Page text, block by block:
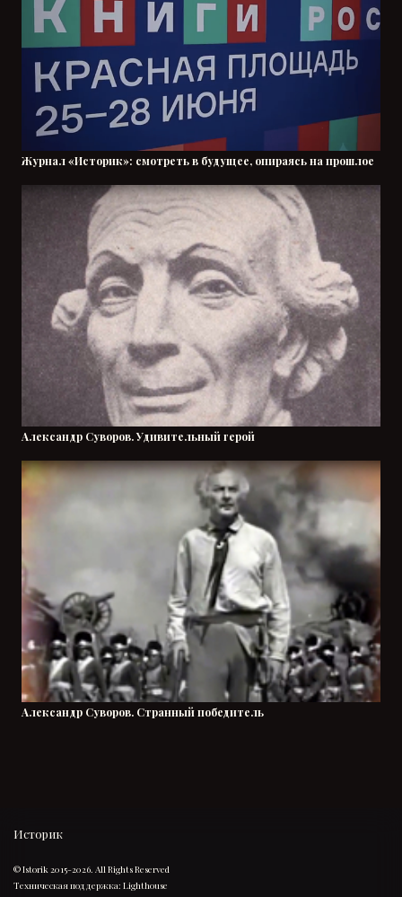
Журнал «Историк»: смотреть в будущее, опираясь на прошлое
Александр Суворов. Удивительный герой
Александр Суворов. Странный победитель
Историк
© Istorik 2015-2026. All Rights Reserved
Техническая поддержка: Lighthouse